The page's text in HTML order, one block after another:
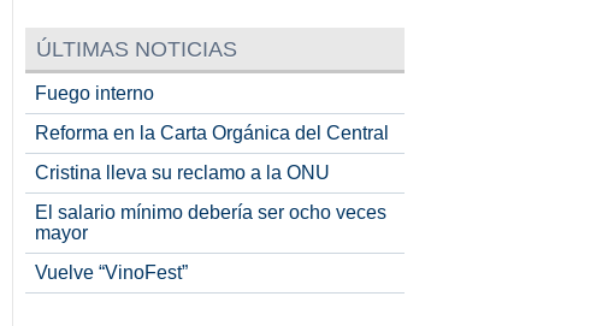
ÚLTIMAS NOTICIAS
Fuego interno
Reforma en la Carta Orgánica del Central
Cristina lleva su reclamo a la ONU
El salario mínimo debería ser ocho veces
mayor
Vuelve “VinoFest”